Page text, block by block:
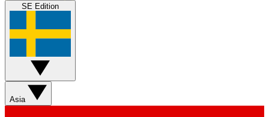
SE Edition
Asia